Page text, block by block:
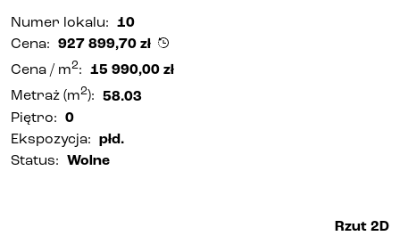
Gliwice
Częstochowa
Katowice
Gliwice
Częstochowa
Apartamenty inwestycyjne (PRS)
Numer lokalu: 10
Cena: 927 899,70 zł
Cena / m2: 15 990,00 zł
Metraż (m2): 58.03
Piętro: 0
Ekspozycja: płd.
Status: Wolne
Rzut 2D